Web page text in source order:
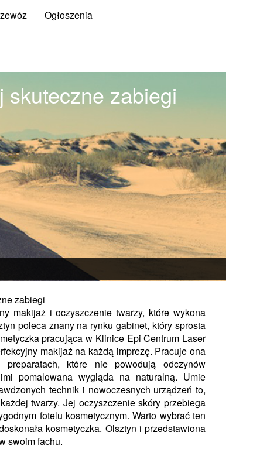
Ogłoszenia
skuteczne zabiegi
zabiegi
makijaż i oczyszczenie twarzy, które wykona
poleca znany na rynku gabinet, który sprosta
pracująca w Klinice Epi Centrum Laser
makijaż na każdą imprezę. Pracuje ona
preparatach, które nie powodują odczynów
pomalowana wygląda na naturalną. Umie
technik i nowoczesnych urządzeń to,
twarzy. Jej oczyszczenie skóry przebiega
fotelu kosmetycznym. Warto wybrać ten
kosmetyczka. Olsztyn i przedstawiona
swoim fachu.